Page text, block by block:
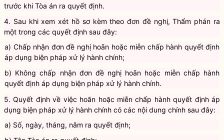
cơ quan đề nghị, Viện kiểm sát cùng cấp có ý kiến bằng văn bản
trước khi Tòa án ra quyết định.
4. Sau khi xem xét hồ sơ kèm theo đơn đề nghị, Thẩm phán ra
một trong các quyết định sau đây:
a) Chấp nhận đơn đề nghị hoãn hoặc miễn chấp hành quyết định
áp dụng biện pháp xử lý hành chính;
b) Không chấp nhận đơn đề nghị hoãn hoặc miễn chấp hành
5. Quyết định về việc hoãn hoặc miễn chấp hành quyết định áp
dụng biện pháp xử lý hành chính có các nội dung chính sau đây:
a) Số, ngày, tháng, năm ra quyết định;